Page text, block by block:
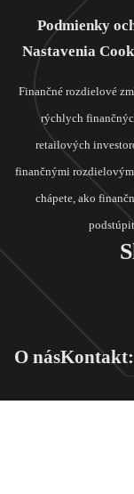
Podmienky
Nastavenia
Finančné rozdielové
rýchlych
retailových
finančnými
chápete, ako
O nás